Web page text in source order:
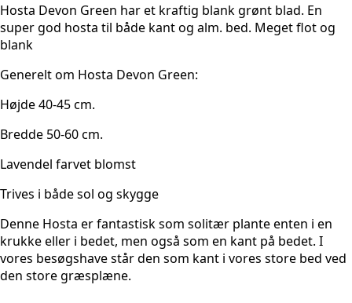
Hosta Devon Green har et kraftig blank grønt blad. En
super god hosta til både kant og alm. bed. Meget flot og
blank
Generelt om Hosta Devon Green:
Højde 40-45 cm.
Bredde 50-60 cm.
Lavendel farvet blomst
Trives i både sol og skygge
Denne Hosta er fantastisk som solitær plante enten i en
krukke eller i bedet, men også som en kant på bedet. I
vores besøgshave står den som kant i vores store bed ved
den store græsplæne.